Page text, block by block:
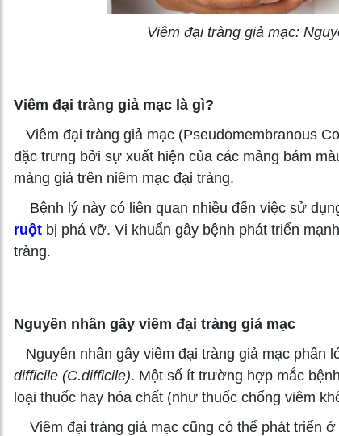
Viêm đại tràng giả mạc:
Viêm đại tràng giả mạc là gì?
Viêm đại tràng giả mạc (Pseudomembranous
đặc trưng bởi sự xuất hiện của các mảng bám
màng giả trên niêm mạc đại tràng.
Bệnh lý này có liên quan nhiều đến việc sử
ruột bị phá vỡ. Vi khuẩn gây bệnh phát triển
tràng.
Nguyên nhân gây viêm đại tràng giả mạc
Nguyên nhân gây viêm đại tràng giả mạc phần
difficile (C.difficile). Một số ít trường hợp mắc
loại thuốc hay hóa chất (như thuốc chống viêm
Viêm đại tràng giả mạc cũng có thể phát triển